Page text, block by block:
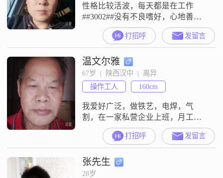
性格比较活波，每天都是在工作
##3002##没有不良嗜好，心地善
良！喜欢小狗小猫
打招呼 发留言
温文尔雅
67岁  |  陕西汉中  |  离异
操作工人
160cm
我爱好广泛，做铁艺，电焊，气
割，在一家私营企业上班，月工资
叁仟以上，身边有一儿子在西安理
工大学己读大三了，希望找个年龄
相仿的伴侣，有意者请联糸，我希
望对方能通情达理，爱卫生，很懂
事，父子关糸很和谐，我是很有责
打招呼 发留言
张先生
28岁